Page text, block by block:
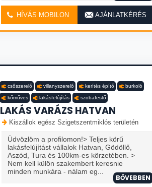
HÍVÁS MOBILON AJÁNLATKÉRÉS
csőszerelő villanyszerelő kerítés építő burkoló
kőműves lakásfelújítás szobafestő
LAKÁS VARÁZS HATVAN
Kiszállok egész Szigetszentmiklós területén
Üdvözlöm a profilomon!> Teljes körű
lakásfelújítást vállalok Hatvan, Gödöllő,
Aszód, Tura és 100km-es körzetében. >
Nem kell külön szakembert keresnie
minden munkára - nálam eg...
BŐVEBBEN